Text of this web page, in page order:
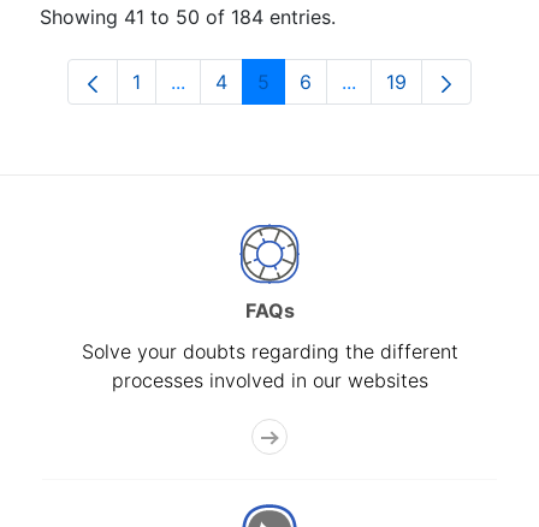
Showing 41 to 50 of 184 entries.
Page
1 ...Intermediate Pages Use TAB to
Page
4 Page
5 Page
6 ...Intermediate Pages
Page
19
FAQs
Solve your doubts regarding the different
processes involved in our websites